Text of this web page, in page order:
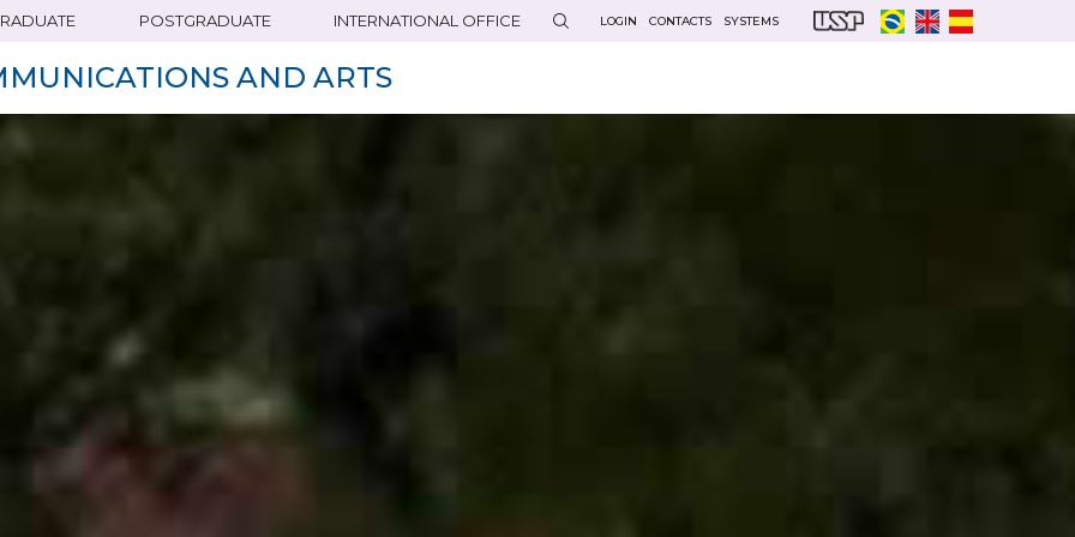
POSTGRADUATE INTERNATIONAL OFFICE LOGIN CONTACTS SYSTEMS
AND ARTS